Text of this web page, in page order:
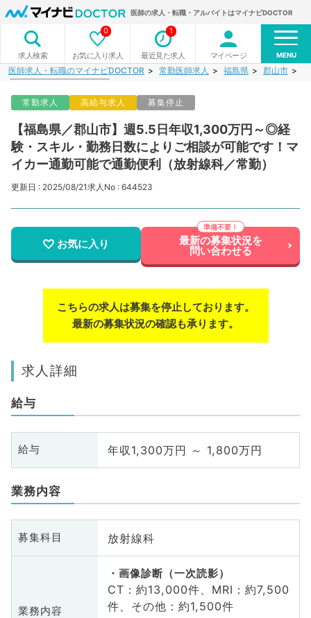
医師の求人・転職・アルバイトはマイナビDOCTOR
求人検索 お気に入り求人
0
最近見た求人
1
マイページ MENU
医師求人・転職のマイナビDOCTOR 常勤医師求人 福島県 郡山市
常勤求人 高給与求人 募集停止
【福島県／郡山市】週5.5日年収1,300万円～◎経
験・スキル・勤務日数によりご相談が可能です！マ
イカー通勤可能で通勤便利（放射線科／常勤）
更新日 : 2025/08/21求人No : 644523
お気に入り 最新の募集状況を
問い合わせる
こちらの求人は募集を停止しております。
最新の募集状況の確認も承ります。
求人詳細
給与
給与 年収1,300万円 ～ 1,800万円
業務内容
募集科目 放射線科
業務内容
画像診断（一次読影）
CT：約13,000件、MRI：約7,500
件、その他：約1,500件